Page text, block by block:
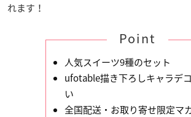
れます！
Point
人気スイーツ9種のセット
ufotable描き下ろしキャラデ
い
全国配送・お取り寄せ限定マ